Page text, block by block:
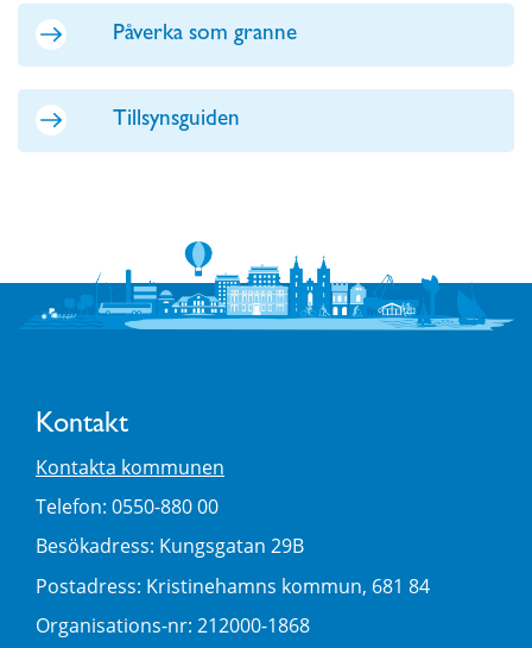
Påverka som granne
Tillsynsguiden
Kontakt
Kontakta kommunen
Telefon: 0550-880 00
Besökadress: Kungsgatan 29B
Postadress: Kristinehamns kommun, 681 84
Organisations-nr: 212000-1868